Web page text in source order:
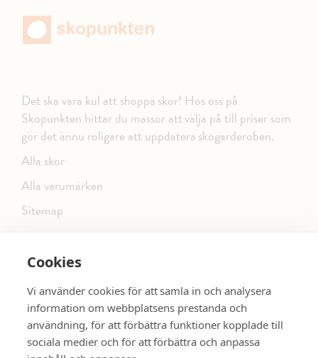
Cookies
Vi använder cookies för att samla in och analysera
information om webbplatsens prestanda och
användning, för att förbättra funktioner kopplade till
sociala medier och för att förbättra och anpassa
Det ska vara kul att shoppa skor! Hos oss på
Skopunkten hittar du massor att välja på till priser som
gör det ännu roligare att uppdatera skogarderoben.
Alla skor
Alla varumärken
Sitemap
FÖLJ OSS PÅ SOCIALA MEDIER
SE MER SKOR: dinsko.se